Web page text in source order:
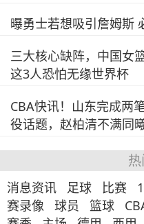
曝勇士若想吸引詹姆斯
三大核心缺阵，中国女
这3人恐怕无缘世界杯
CBA快讯！山东完成两
役话题，赵柏清不满同
消息资讯 足球 比赛 1
赛录像
球员 篮球